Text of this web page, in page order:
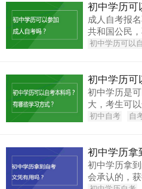
成人自考报
共和国公民
初中学历可以
初中学历是
大，考生可
初中自考 自
初中学历拿
会承认的，